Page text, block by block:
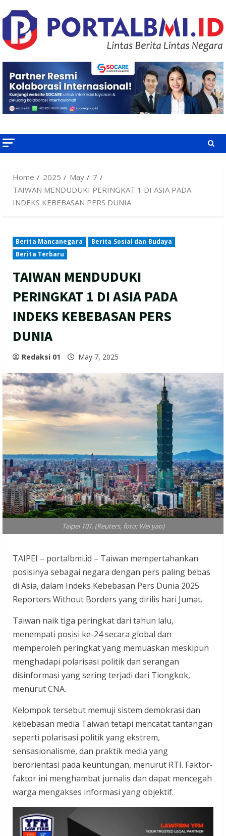
to
content
Home 2025 May
7
TAIWAN MENDUDUKI PERINGKAT 1 DI ASIA PADA
INDEKS KEBEBASAN PERS DUNIA
Berita Mancanegara
Berita Sosial dan Budaya
Berita Terbaru
TAIWAN MENDUDUKI
PERINGKAT 1 DI ASIA PADA
INDEKS KEBEBASAN PERS
DUNIA
Redaksi 01 May 7, 2025
Taipei 101. (Reuters, foto: Wei yao)
TAIPEI – portalbmi.id – Taiwan mempertahankan
posisinya sebagai negara dengan pers paling bebas
di Asia, dalam Indeks Kebebasan Pers Dunia 2025
Reporters Without Borders yang dirilis hari Jumat.
Taiwan naik tiga peringkat dari tahun lalu,
menempati posisi ke-24 secara global dan
memperoleh peringkat yang memuaskan meskipun
menghadapi polarisasi politik dan serangan
disinformasi yang sering terjadi dari Tiongkok,
menurut CNA.
Kelompok tersebut memuji sistem demokrasi dan
kebebasan media Taiwan tetapi mencatat tantangan
seperti polarisasi politik yang ekstrem,
sensasionalisme, dan praktik media yang
berorientasi pada keuntungan, menurut RTI. Faktor-
faktor ini menghambat jurnalis dan dapat mencegah
warga mengakses informasi yang objektif.